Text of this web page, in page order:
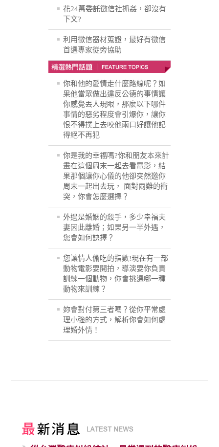
花24萬委託徵信社抓姦，卻沒有
下文?
利用徵信器材蒐證，最好有徵信
首選專家從旁協助
你和他的愛情走什麼路線呢？如
果他當眾做出違反公德的事情讓
你感覺丟人現眼，那麼以下哪件
事情的惡劣程度會引爆你，讓你
恨不得撲上去咬他兩口好讓他記
得絕不再犯
你是我的幸福嗎?你和朋友本來計
畫在這個周末一起去看電影，結
果那個讓你心儀的他卻突然邀你
周末一起出去玩， 面對兩難的衝
突，你會怎麼選擇？
外遇是婚姻的殺手，多少幸福夫
妻因此離婚；如果另一半外遇，
您會如何訣擇？
您讓情人偷吃的指數!現在有一部
動物電影要開拍，導演要你負責
訓練一個動物，你會挑選哪一種
動物來訓練？
妳會對付第三者嗎？從你平常處
理小強的方式，解析你會如何處
理婚外情！